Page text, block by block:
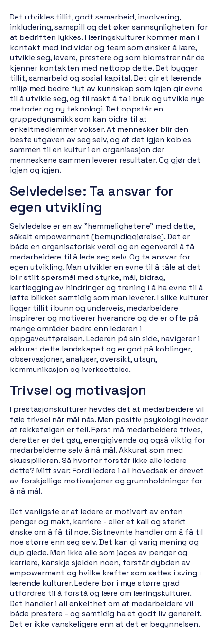
Det utvikles tillit, godt samarbeid, involvering,
inkludering, samspill og det øker sannsynligheten for
at bedriften lykkes. I læringskulturer kommer man i
kontakt med individer og team som ønsker å lære,
utvikle seg, levere, prestere og som blomstrer når de
kjenner kontakten med nettopp dette. Det bygger
tillit, samarbeid og sosial kapital. Det gir et lærende
miljø med bedre flyt av kunnskap som igjen gir evne
til å utvikle seg, og til raskt å ta i bruk og utvikle nye
metoder og ny teknologi. Det oppstår en
gruppedynamikk som kan bidra til at
enkeltmedlemmer vokser. At mennesker blir den
beste utgaven av seg selv, og at det igjen kobles
sammen til en kultur i en organisasjon der
menneskene sammen leverer resultater. Og gjør det
igjen og igjen.
Selvledelse: Ta ansvar for
egen utvikling
Selvledelse er en av "hemmelighetene" med dette,
såkalt empowerment (bemyndiggjørelse). Det er
både en organisatorisk verdi og en egenverdi å få
medarbeidere til å lede seg selv. Og ta ansvar for
egen utvikling. Man utvikler en evne til å tåle at det
blir stilt spørsmål med styrke, mål, bidrag,
kartlegging av hindringer og trening i å ha evne til å
løfte blikket samtidig som man leverer. I slike kulturer
ligger tillit i bunn og underveis, medarbeidere
inspirerer og motiverer hverandre og de er ofte på
mange områder bedre enn lederen i
oppgaveutførelsen. Lederen på sin side, navigerer i
akkurat dette landskapet og er god på koblinger,
observasjoner, analyser, oversikt, utsyn,
kommunikasjon og iverksettelse.
Trivsel og motivasjon
I prestasjonskulturer hevdes det at medarbeidere vil
føle trivsel når mål nås. Men positiv psykologi hevder
at rekkefølgen er feil. Først må medarbeidere trives,
deretter er det gøy, energigivende og også viktig for
medarbeiderne selv å nå mål. Akkurat som med
skuespilleren. Så hvorfor forstår ikke alle ledere
dette? Mitt svar: Fordi ledere i all hovedsak er drevet
av forskjellige motivasjoner og grunnholdninger for
å nå mål.
Det vanligste er at ledere er motivert av enten
penger og makt, karriere - eller et kall og sterkt
ønske om å få til noe. Sistnevnte handler om å få til
noe større enn seg selv. Det kan gi varig mening og
dyp glede. Men ikke alle som jages av penger og
karriere, kanskje sjelden noen, forstår dybden av
empowerment og hvilke krefter som settes i sving i
lærende kulturer. Ledere bør i mye større grad
utfordres til å forstå og lære om læringskulturer.
Det handler i all enkelthet om at medarbeidere vil
både prestere - og samtidig ha et godt liv generelt.
Det er ikke vanskeligere enn at det er begynnelsen.